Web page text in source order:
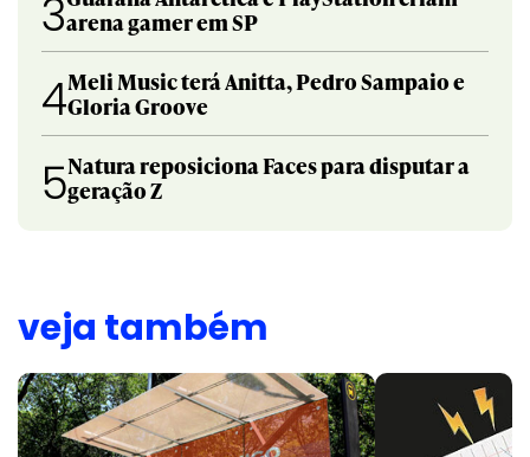
3arena gamer em SP
4Meli Music terá Anitta, Pedro Sampaio e
Gloria Groove
5Natura reposiciona Faces para disputar a
geração Z
veja também